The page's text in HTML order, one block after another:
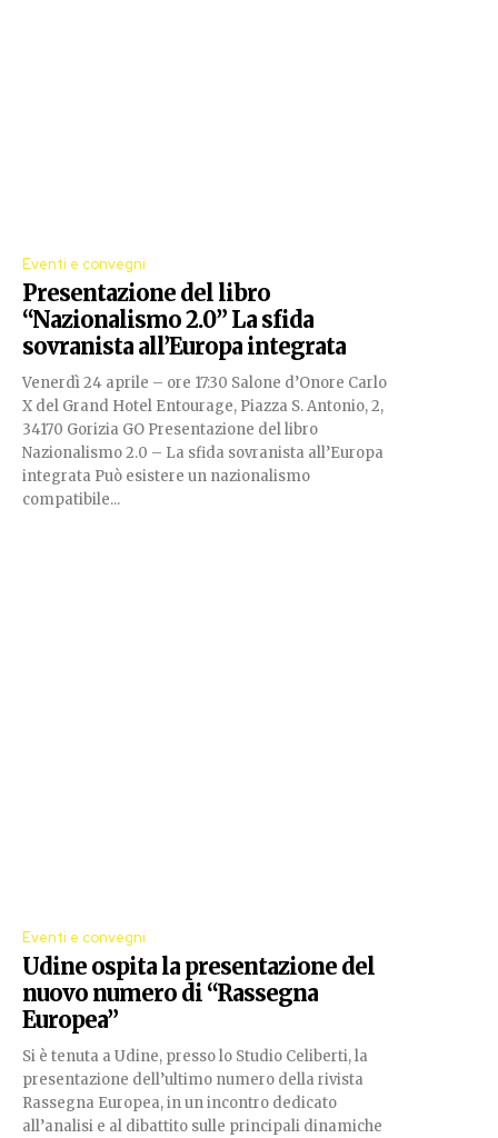
Eventi e convegni
Presentazione del libro
“Nazionalismo 2.0” La sfida
sovranista all’Europa integrata
Venerdì 24 aprile – ore 17:30 Salone d’Onore Carlo
X del Grand Hotel Entourage, Piazza S. Antonio, 2,
34170 Gorizia GO Presentazione del libro
Nazionalismo 2.0 – La sfida sovranista all’Europa
integrata Può esistere un nazionalismo
compatibile...
Eventi e convegni
Udine ospita la presentazione del
nuovo numero di “Rassegna
Europea”
Si è tenuta a Udine, presso lo Studio Celiberti, la
presentazione dell’ultimo numero della rivista
Rassegna Europea, in un incontro dedicato
all’analisi e al dibattito sulle principali dinamiche